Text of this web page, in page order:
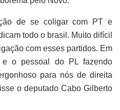
de se coligar com PT e
todo o brasil. Muito difícil
com esses partidos. Em
o pessoal do PL fazendo
para nós de direita
o deputado Cabo Gilberto